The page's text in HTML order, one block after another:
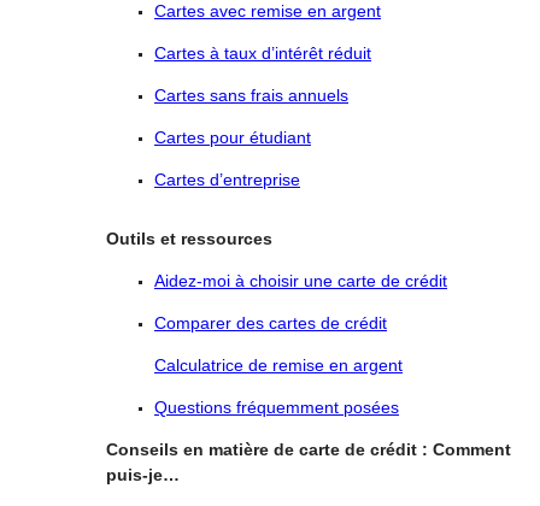
Cartes avec remise en argent
Cartes à taux d’intérêt réduit
Cartes sans frais annuels
Cartes pour étudiant
Cartes d’entreprise
Outils et ressources
Aidez-moi à choisir une carte de crédit
Comparer des cartes de crédit
Calculatrice de remise en argent
Questions fréquemment posées
Conseils en matière de carte de crédit : Comment
puis-je…